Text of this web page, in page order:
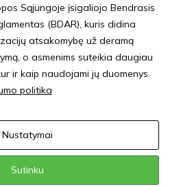
SIŲSTI
politika
Sąjungoje įsigaliojo Bendrasis
(BDAR), kuris didina
atsakomybę už deramą
o asmenims suteikia daugiau
ir kaip naudojami jų duomenys.
politika
Nustatymai
Sutinku